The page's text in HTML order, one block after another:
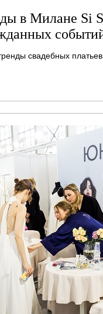
в Милане Si
свадебных